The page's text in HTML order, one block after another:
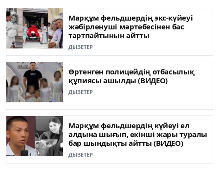
Марқұм фельдшердің экс-күйеуі
жәбірленуші мәртебесінен бас
тартпайтынын айтты
ДЫЗЕТЕР
Өртенген полицейдің отбасылық
құпиясы ашылды (ВИДЕО)
ДЫЗЕТЕР
Марқұм фельдшердің күйеуі ел
алдына шығып, екінші жары туралы
бар шындықты айтты (ВИДЕО)
ДЫЗЕТЕР